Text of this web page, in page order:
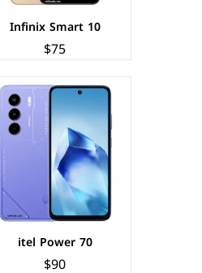
Infinix Smart 10
$75
itel Power 70
$90
الشاشة:IPS LCD بحجم 6.74 بوصة بدقة HD+
المعالج:Unisoc T7225
الكاميرات:خلفية 13+0.08 م.ب/ امامية 5 م.ب.
الذاكرة+الرام:64/128 + 4 جيجابايت.
نظام التشغيل:Android 14
البطارية:5500 مللي أمبير - 15 واط
عرض المواصفات ←